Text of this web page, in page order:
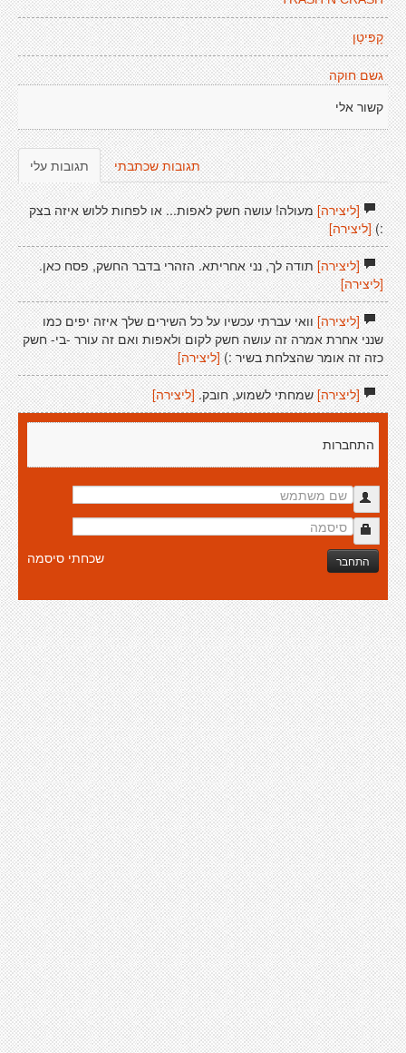
קָפִּיטָן
גשם חוקה
קשור אלי
תגובות עלי תגובות שכתבתי
[ליצירה]מעולה! עושה חשק לאפות... או לפחות ללוש איזה בצק
:) [ליצירה]
[ליצירה]תודה לך, נני אחריתא. הזהרי בדבר החשק, פסח כאן.
[ליצירה]
[ליצירה]וואי עברתי עכשיו על כל השירים שלך איזה יפים כמו
שנני אחרת אמרה זה עושה חשק לקום ולאפות ואם זה עורר -בי- חשק
כזה זה אומר שהצלחת בשיר :) [ליצירה]
[ליצירה]שמחתי לשמוע, חובק. [ליצירה]
התחברות
התחבר שכחתי סיסמה